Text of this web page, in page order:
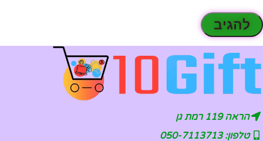
הראה 119 רמת גן
טלפון: 050-7113713